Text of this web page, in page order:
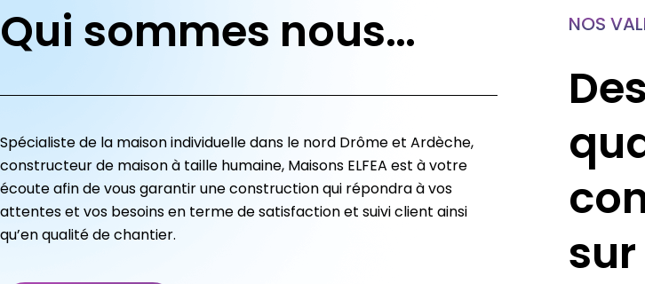
Qui sommes nous…
Spécialiste de la maison individuelle dans le nord Drôme et Ardèche,
constructeur de maison à taille humaine, Maisons ELFEA est à votre
écoute afin de vous garantir une construction qui répondra à vos
attentes et vos besoins en terme de satisfaction et suivi client ainsi
qu’en qualité de chantier.
NOS